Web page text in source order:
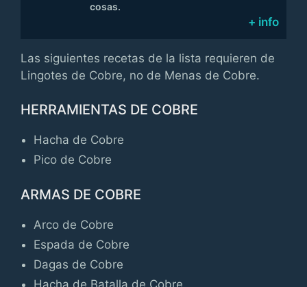
cosas.
+ info
Las siguientes recetas de la lista requieren de
Lingotes de Cobre, no de Menas de Cobre.
HERRAMIENTAS DE COBRE
Hacha de Cobre
Pico de Cobre
ARMAS DE COBRE
Arco de Cobre
Espada de Cobre
Dagas de Cobre
Hacha de Batalla de Cobre